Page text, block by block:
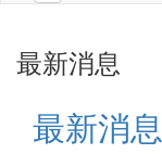
最新消息
最新消息